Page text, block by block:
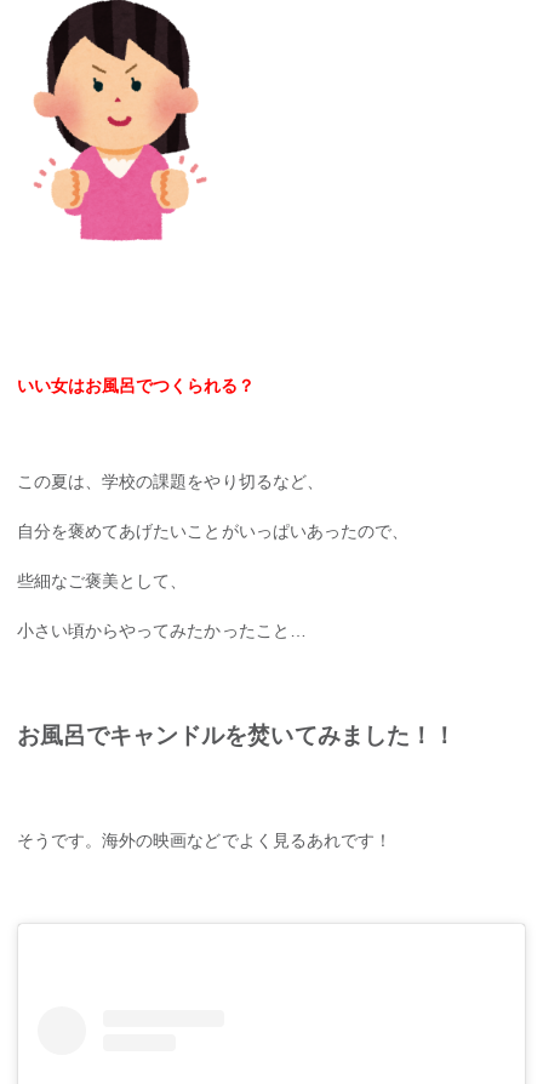
いい女はお風呂でつくられる？
この夏は、学校の課題をやり切るなど、
自分を褒めてあげたいことがいっぱいあったので、
些細なご褒美として、
小さい頃からやってみたかったこと…
お風呂でキャンドルを焚いてみました！！
そうです。海外の映画などでよく見るあれです！